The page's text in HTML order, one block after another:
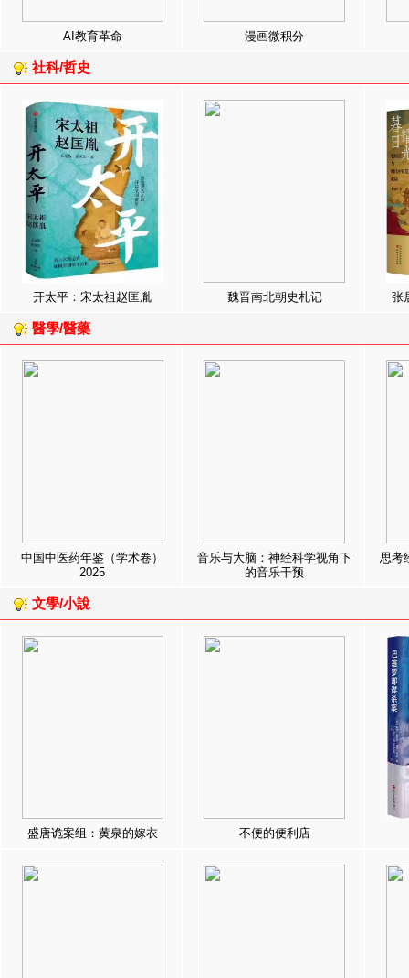
AI教育革命 漫画微积分
社科/哲史
开太平：宋太祖赵匡胤 魏晋南北朝史札记 张
醫學/醫藥
中国中医药年鉴（学术卷）
2025
音乐与大脑：神经科学视角下
的音乐干预
思考
文學/小說
盛唐诡案组：黄泉的嫁衣 不便的便利店